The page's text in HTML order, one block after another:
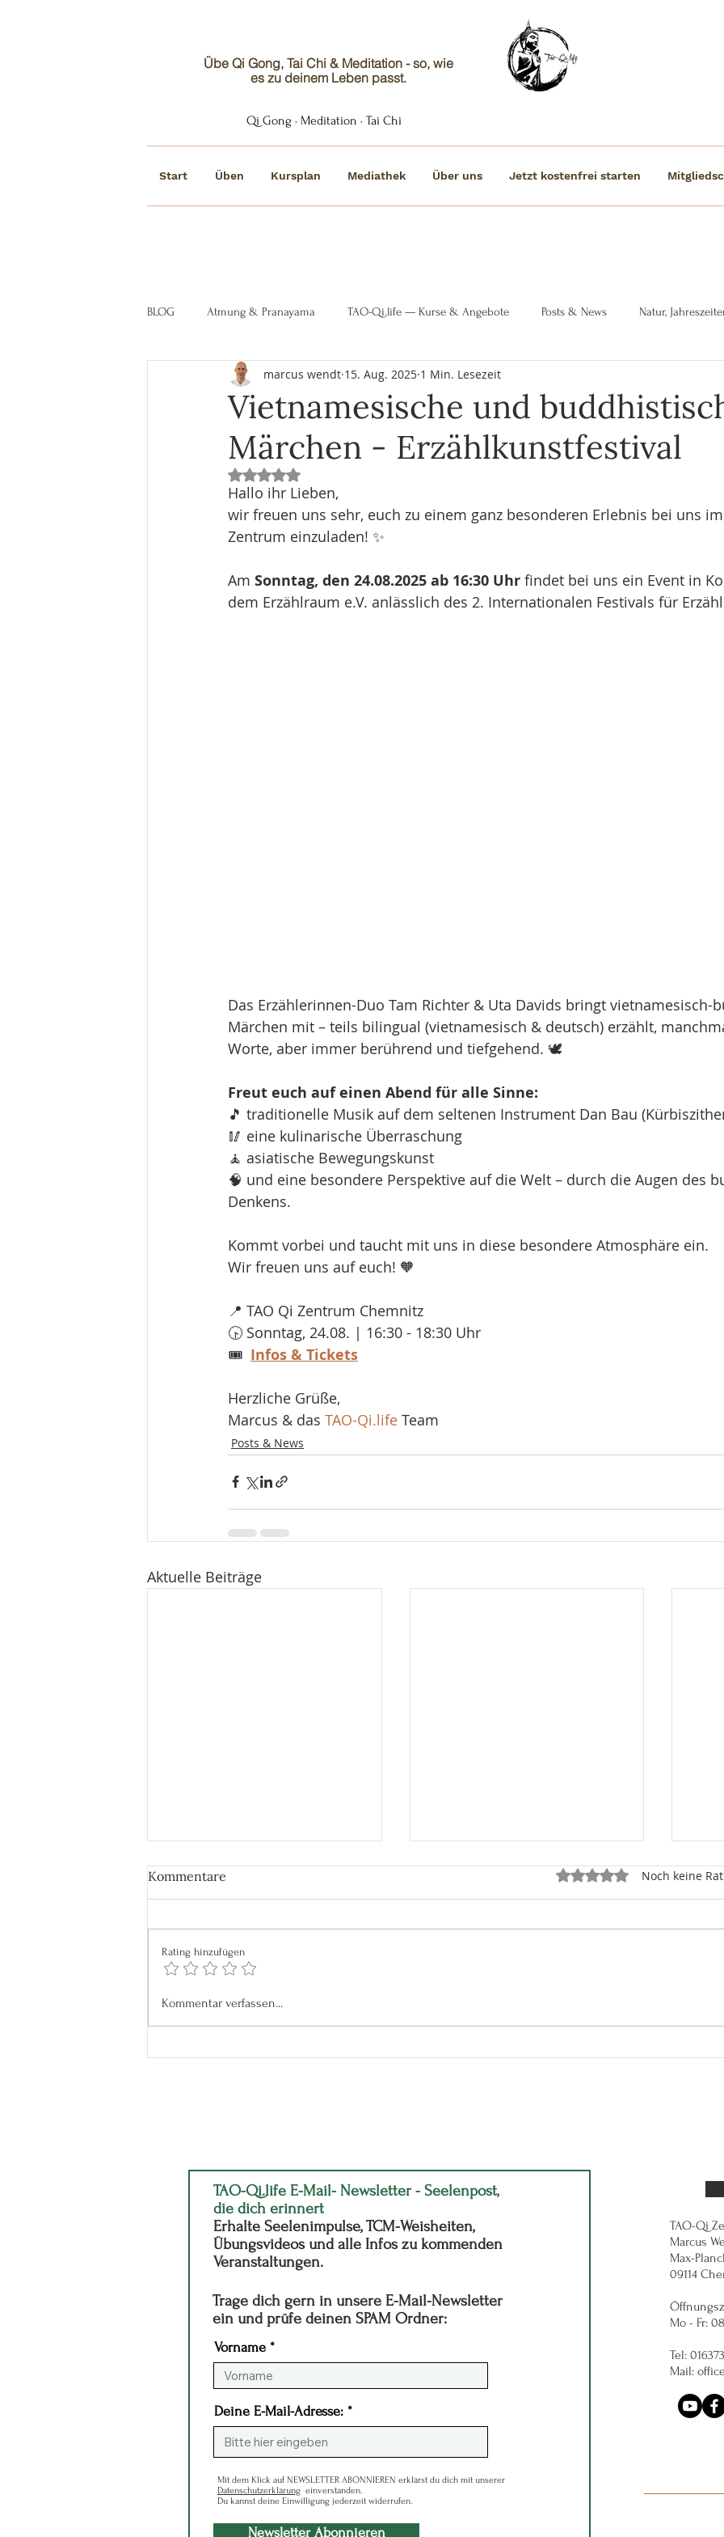
Übe Qi Gong, Tai Chi & Meditation - so, wie
es zu deinem Leben passt.
Qi Gong · Meditation · Tai Chi
Start Üben Kursplan Mediathek Über uns Jetzt kostenfrei starten
BLOG Atmung & Pranayama TAO-Qi.life — Kurse & Angebote Posts & News Natur,
Weisheitsgeschichten & Inspiration Buddhas Weisheiten & Philosophie
Gesundheit & Wohlbefinden BLOG
Vietnamesische und
Märchen - Erzählkunstfestival
marcus wendt 15. Aug. 2025 1 Min. Lesezeit
Mit NaN von 5 Sternen bewertet.
Hallo ihr Lieben,
wir freuen uns sehr, euch zu einem ganz besonderen Erlebnis bei uns im
Zentrum einzuladen! ✨
Am Sonntag, den 24.08.2025 ab 16:30 Uhr findet bei uns ein Event in
dem Erzählraum e.V. anlässlich des 2. Internationalen Festivals für
Das Erzählerinnen-Duo Tam Richter & Uta Davids bringt vietnamesisch-
Märchen mit – teils bilingual (vietnamesisch & deutsch) erzählt,
Worte, aber immer berührend und tiefgehend. 🕊
Freut euch auf einen Abend für alle Sinne:
🎵 traditionelle Musik auf dem seltenen Instrument Dan Bau
🥢 eine kulinarische Überraschung
🧘 asiatische Bewegungskunst
🧠 und eine besondere Perspektive auf die Welt – durch die Augen des
Denkens.
Kommt vorbei und taucht mit uns in diese besondere Atmosphäre ein.
Wir freuen uns auf euch! 🧡
📍 TAO Qi Zentrum Chemnitz
🕟 Sonntag, 24.08. | 16:30 - 18:30 Uhr
🎟 Infos & Tickets
​Herzliche Grüße,
Marcus & das TAO-Qi.life Team
Posts & News
Aktuelle Beiträge
Eine Auszeit, die dein Leben
Zuschuss
Kommentare Mit 0 von 5 Sternen
Noch keine
Rating hinzufügen
Kommentar verfassen...
TAO-Qi.life E-Mail- Newsletter - Seelenpost,
die dich erinnert
Erhalte Seelenimpulse, TCM-Weisheiten,
Übungsvideos und alle Infos zu kommenden
Veranstaltungen.
Trage dich gern in unsere E-Mail-Newsletter
ein und prüfe deinen SPAM Ordner:
Vorname
Deine E-Mail-Adresse:
Mit dem Klick auf NEWSLETTER ABONNIEREN erklärst du dich mit unserer
Datenschutzerklärung einverstanden.
Du kannst deine Einwilligung jederzeit widerrufen.
Newsletter Abonnieren
TAO-Qi
Marcus
Max-
09114
Mo - Fr:
Tel:
Mail: